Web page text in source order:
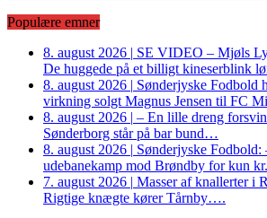
Populære emner
8. august 2026 | SE VIDEO – Mjøls
De huggede på et billigt kineserblink
8. august 2026 | Sønderjyske Fodbold
virkning solgt Magnus Jensen til FC
8. august 2026 | – En lille dreng
Sønderborg står på bar bund…
8. august 2026 | Sønderjyske Fodbold:
udebanekamp mod Brøndby for kun
7. august 2026 | Masser af knallerter i
Rigtige knægte kører Tårnby….